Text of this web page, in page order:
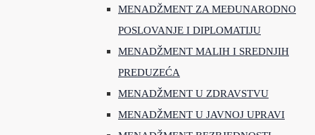
MENADŽMENT ZA MEĐUNARODNO
POSLOVANJE I DIPLOMATIJU
MENADŽMENT MALIH I SREDNJIH
PREDUZEĆA
MENADŽMENT U ZDRAVSTVU
MENADŽMENT U JAVNOJ UPRAVI